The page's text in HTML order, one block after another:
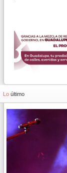
Lo último